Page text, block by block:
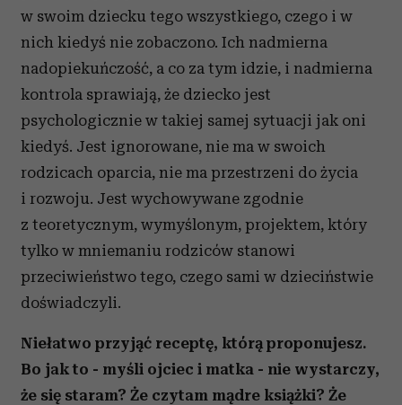
w swoim dziecku tego wszystkiego, czego i w
nich kiedyś nie zobaczono. Ich nadmierna
nadopiekuńczość, a co za tym idzie, i nadmierna
kontrola sprawiają, że dziecko jest
psychologicznie w takiej samej sytuacji jak oni
kiedyś. Jest ignorowane, nie ma w swoich
rodzicach oparcia, nie ma przestrzeni do życia
i rozwoju. Jest wychowywane zgodnie
z teoretycznym, wymyślonym, projektem, który
tylko w mniemaniu rodziców stanowi
przeciwieństwo tego, czego sami w dzieciństwie
doświadczyli.
Niełatwo przyjąć receptę, którą proponujesz.
Bo jak to - myśli ojciec i matka - nie wystarczy,
że się staram? Że czytam mądre książki? Że